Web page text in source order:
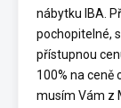
nábytku IBA.
pochopitelné,
přístupnou
100% na ceně
musím Vám z